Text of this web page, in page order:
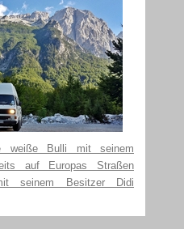
weiße Bulli mit seinem
auf Europas Straßen
seinem Besitzer Didi